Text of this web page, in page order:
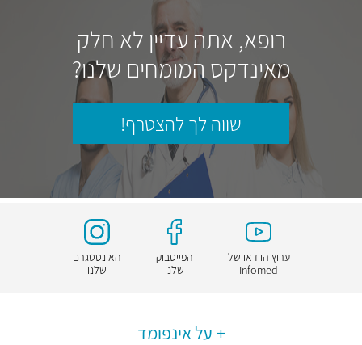
רופא, אתה עדיין לא חלק
מאינדקס המומחים שלנו?
שווה לך להצטרף!
ערוץ הוידאו של
Infomed
הפייסבוק
שלנו
האינסטגרם
שלנו
על אינפומד